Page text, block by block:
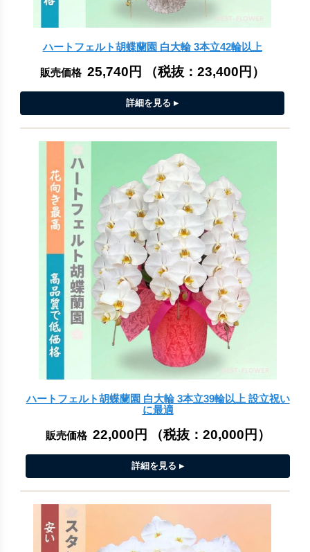
ハートフェルト胡蝶蘭園 白大輪 3本立42輪以上
販売価格 25,740円 （税抜： 23,400円 ）
ハートフェルト胡蝶蘭園 白大輪 3本立39輪以上 設立祝い
に最適
販売価格 22,000円 （税抜： 20,000円 ）